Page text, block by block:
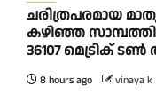
ചരിത്രപരമായ
കഴിഞ്ഞ
36107 മെട്രിക്
8 hours ago vinaya k